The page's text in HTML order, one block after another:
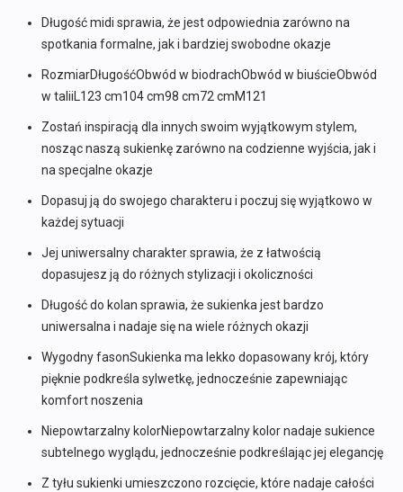
Długość midi sprawia, że jest odpowiednia zarówno na
spotkania formalne, jak i bardziej swobodne okazje
RozmiarDługośćObwód w biodrachObwód w biuścieObwód
w taliiL123 cm104 cm98 cm72 cmM121
Zostań inspiracją dla innych swoim wyjątkowym stylem,
nosząc naszą sukienkę zarówno na codzienne wyjścia, jak i
na specjalne okazje
Dopasuj ją do swojego charakteru i poczuj się wyjątkowo w
każdej sytuacji
Jej uniwersalny charakter sprawia, że z łatwością
dopasujesz ją do różnych stylizacji i okoliczności
Długość do kolan sprawia, że sukienka jest bardzo
uniwersalna i nadaje się na wiele różnych okazji
Wygodny fasonSukienka ma lekko dopasowany krój, który
pięknie podkreśla sylwetkę, jednocześnie zapewniając
komfort noszenia
Niepowtarzalny kolorNiepowtarzalny kolor nadaje sukience
subtelnego wyglądu, jednocześnie podkreślając jej elegancję
Z tyłu sukienki umieszczono rozcięcie, które nadaje całości